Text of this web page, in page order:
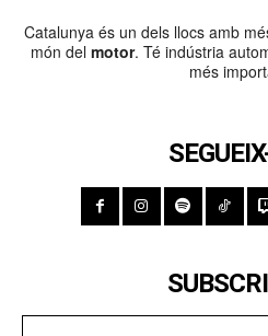
Catalunya és un dels llocs amb
món del motor. Té indústria
més